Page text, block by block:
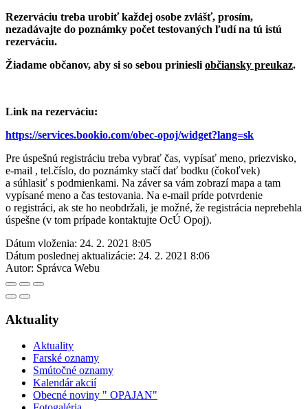
Rezerváciu treba urobiť každej osobe zvlášť, prosím,
nezadávajte do poznámky počet testovaných ľudí na tú istú
rezerváciu.
Žiadame občanov, aby si so sebou priniesli občiansky preukaz.
Link na rezerváciu:
https://services.bookio.com/obec-opoj/widget?lang=sk
Pre úspešnú registráciu treba vybrať čas, vypísať meno, priezvisko,
e-mail , tel.číslo, do poznámky stačí dať bodku (čokoľvek)
a súhlasiť s podmienkami. Na záver sa vám zobrazí mapa a tam
vypísané meno a čas testovania. Na e-mail príde potvrdenie
o registráci, ak ste ho neobdržali, je možné, že registrácia neprebehla
úspešne (v tom prípade kontaktujte OcÚ Opoj).
Dátum vloženia: 24. 2. 2021 8:05
Dátum poslednej aktualizácie: 24. 2. 2021 8:06
Autor: Správca Webu
Aktuality
Aktuality
Farské oznamy
Smútočné oznamy
Kalendár akcií
Obecné noviny " OPAJAN"